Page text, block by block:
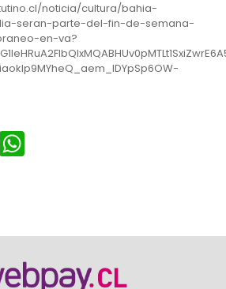
noticia/cultura/bahia-
seran-parte-del-fin-de-semana-
en-va?
WhatsApp